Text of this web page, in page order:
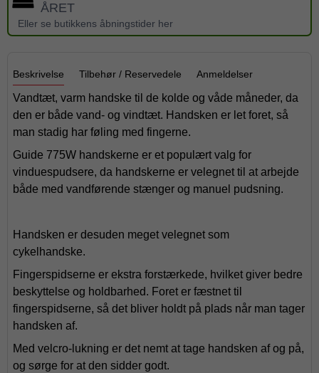
ÅRET
Eller se butikkens åbningstider her
Beskrivelse Tilbehør / Reservedele Anmeldelser
Vandtæt, varm handske til de kolde og våde måneder, da
den er både vand- og vindtæt. Handsken er let foret, så
man stadig har føling med fingerne.
Guide 775W handskerne er et populært valg for
vinduespudsere, da handskerne er velegnet til at arbejde
både med vandførende stænger og manuel pudsning.
Handsken er desuden meget velegnet som
cykelhandske.
Fingerspidserne er ekstra forstærkede, hvilket giver bedre
beskyttelse og holdbarhed. Foret er fæstnet til
fingerspidserne, så det bliver holdt på plads når man tager
handsken af.
Med velcro-lukning er det nemt at tage handsken af og på,
og sørge for at den sidder godt.